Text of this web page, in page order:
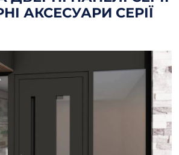
АКСЕСУАРИ СЕРІЇ